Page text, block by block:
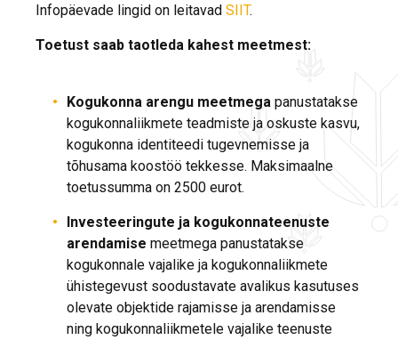
Infopäevade lingid on leitavad SIIT.
Toetust saab taotleda kahest meetmest:
Kogukonna arengu meetmega panustatakse
kogukonnaliikmete teadmiste ja oskuste kasvu,
kogukonna identiteedi tugevnemisse ja
tõhusama koostöö tekkesse. Maksimaalne
toetussumma on 2500 eurot.
Investeeringute ja kogukonnateenuste
arendamise meetmega panustatakse
kogukonnale vajalike ja kogukonnaliikmete
ühistegevust soodustavate avalikus kasutuses
olevate objektide rajamisse ja arendamisse
ning kogukonnaliikmetele vajalike teenuste